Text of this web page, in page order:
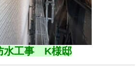
水工事 K様邸